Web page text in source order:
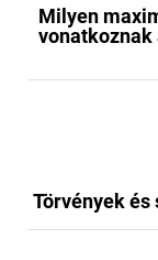
Milyen
vonatkoznak
Törvények és